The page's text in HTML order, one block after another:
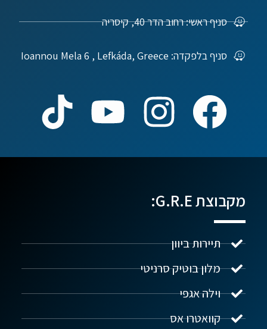
סניף ראשי: רחוב הדר 40, קיסריה
סניף בלפקדה: Ioannou Mela 6 , Lefkáda, Greece
מקבוצת G.R.E:
תיירות ביוון
מלון בוטיק סרניטי
וילה אגפי
קוואטרו אס
נדל"ן ביוון G.R.E